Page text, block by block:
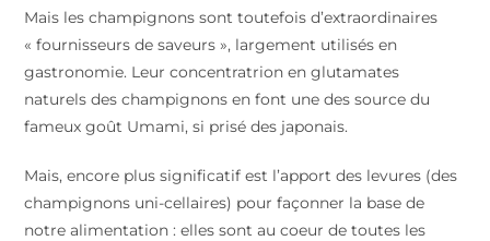
Mais les champignons sont toutefois d’extraordinaires
« fournisseurs de saveurs », largement utilisés en
gastronomie. Leur concentratrion en glutamates
naturels des champignons en font une des source du
fameux goût Umami, si prisé des japonais.
Mais, encore plus significatif est l’apport des levures (des
champignons uni-cellaires) pour façonner la base de
notre alimentation : elles sont au coeur de toutes les